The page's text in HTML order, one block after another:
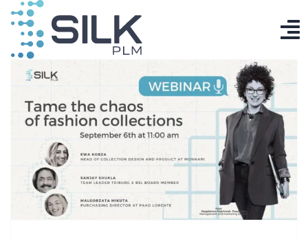
Przejdź
do
zawartości
Produkt
Baza wiedzy
Kontakt